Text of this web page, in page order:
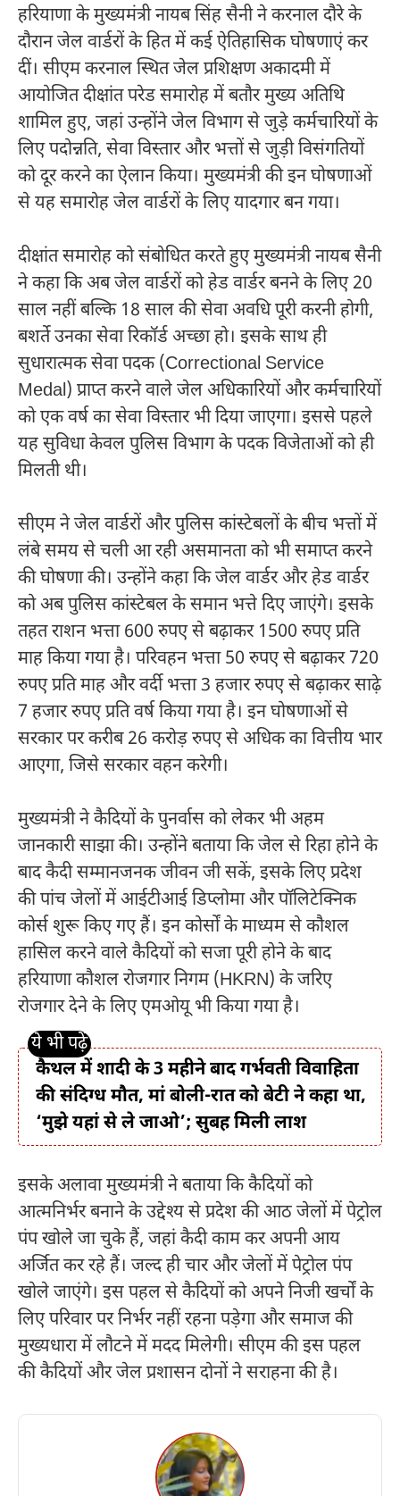
हरियाणा के मुख्यमंत्री नायब सिंह सैनी ने करनाल दौरे के
दौरान जेल वार्डरों के हित में कई ऐतिहासिक घोषणाएं कर
दीं। सीएम करनाल स्थित जेल प्रशिक्षण अकादमी में
आयोजित दीक्षांत परेड समारोह में बतौर मुख्य अतिथि
शामिल हुए, जहां उन्होंने जेल विभाग से जुड़े कर्मचारियों के
लिए पदोन्नति, सेवा विस्तार और भत्तों से जुड़ी विसंगतियों
को दूर करने का ऐलान किया। मुख्यमंत्री की इन घोषणाओं
से यह समारोह जेल वार्डरों के लिए यादगार बन गया।
दीक्षांत समारोह को संबोधित करते हुए मुख्यमंत्री नायब सैनी
ने कहा कि अब जेल वार्डरों को हेड वार्डर बनने के लिए 20
साल नहीं बल्कि 18 साल की सेवा अवधि पूरी करनी होगी,
बशर्ते उनका सेवा रिकॉर्ड अच्छा हो। इसके साथ ही
सुधारात्मक सेवा पदक (Correctional Service
Medal) प्राप्त करने वाले जेल अधिकारियों और कर्मचारियों
को एक वर्ष का सेवा विस्तार भी दिया जाएगा। इससे पहले
यह सुविधा केवल पुलिस विभाग के पदक विजेताओं को ही
मिलती थी।
सीएम ने जेल वार्डरों और पुलिस कांस्टेबलों के बीच भत्तों में
लंबे समय से चली आ रही असमानता को भी समाप्त करने
की घोषणा की। उन्होंने कहा कि जेल वार्डर और हेड वार्डर
को अब पुलिस कांस्टेबल के समान भत्ते दिए जाएंगे। इसके
तहत राशन भत्ता 600 रुपए से बढ़ाकर 1500 रुपए प्रति
माह किया गया है। परिवहन भत्ता 50 रुपए से बढ़ाकर 720
रुपए प्रति माह और वर्दी भत्ता 3 हजार रुपए से बढ़ाकर साढ़े
7 हजार रुपए प्रति वर्ष किया गया है। इन घोषणाओं से
सरकार पर करीब 26 करोड़ रुपए से अधिक का वित्तीय भार
आएगा, जिसे सरकार वहन करेगी।
मुख्यमंत्री ने कैदियों के पुनर्वास को लेकर भी अहम
जानकारी साझा की। उन्होंने बताया कि जेल से रिहा होने के
बाद कैदी सम्मानजनक जीवन जी सकें, इसके लिए प्रदेश
की पांच जेलों में आईटीआई डिप्लोमा और पॉलिटेक्निक
कोर्स शुरू किए गए हैं। इन कोर्सों के माध्यम से कौशल
हासिल करने वाले कैदियों को सजा पूरी होने के बाद
हरियाणा कौशल रोजगार निगम (HKRN) के जरिए
रोजगार देने के लिए एमओयू भी किया गया है।
कैथल में शादी के 3 महीने बाद गर्भवती विवाहिता
की संदिग्ध मौत, मां बोली-रात को बेटी ने कहा था,
‘मुझे यहां से ले जाओ’; सुबह मिली लाश
इसके अलावा मुख्यमंत्री ने बताया कि कैदियों को
आत्मनिर्भर बनाने के उद्देश्य से प्रदेश की आठ जेलों में पेट्रोल
पंप खोले जा चुके हैं, जहां कैदी काम कर अपनी आय
अर्जित कर रहे हैं। जल्द ही चार और जेलों में पेट्रोल पंप
खोले जाएंगे। इस पहल से कैदियों को अपने निजी खर्चों के
लिए परिवार पर निर्भर नहीं रहना पड़ेगा और समाज की
मुख्यधारा में लौटने में मदद मिलेगी। सीएम की इस पहल
की कैदियों और जेल प्रशासन दोनों ने सराहना की है।